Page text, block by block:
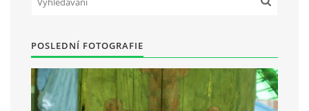
POSLEDNÍ FOTOGRAFIE